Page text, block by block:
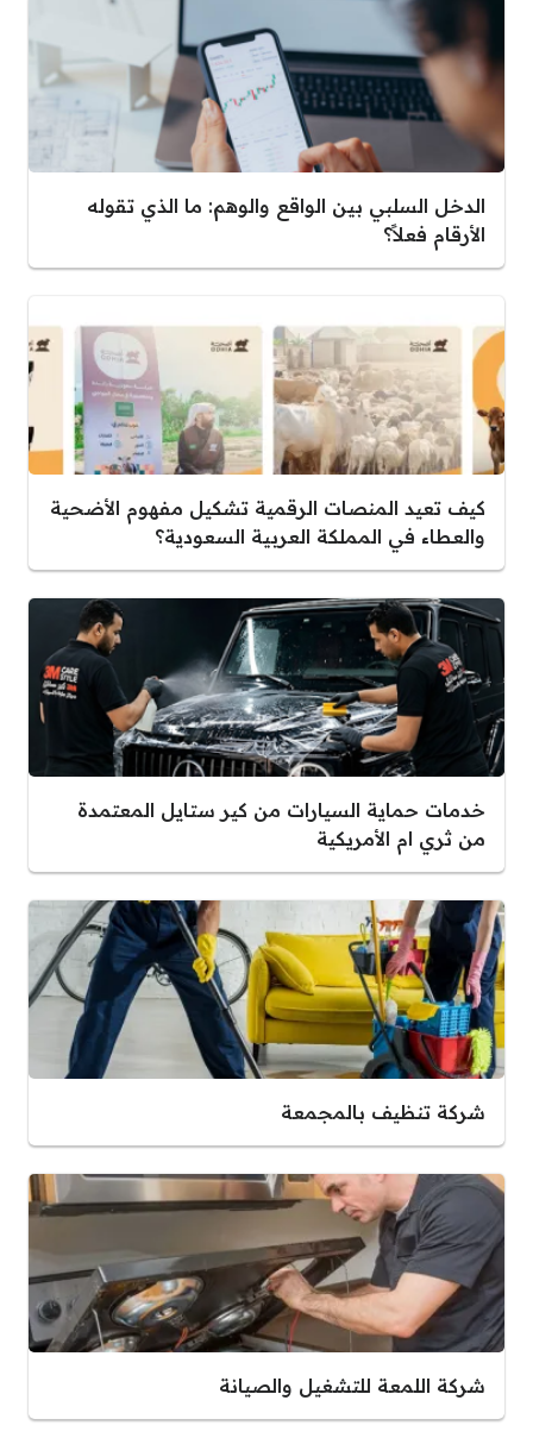
الدخل السلبي بين الواقع والوهم: ما الذي تقوله
الأرقام فعلاً؟
كيف تعيد المنصات الرقمية تشكيل مفهوم الأضحية
والعطاء في المملكة العربية السعودية؟
خدمات حماية السيارات من كير ستايل المعتمدة
من ثري ام الأمريكية
شركة تنظيف بالمجمعة
شركة اللمعة للتشغيل والصيانة